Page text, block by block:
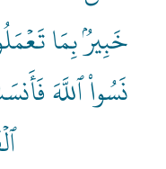
خَبِيرُۢ بِمَا
نَسُواْ ٱللَّهَ